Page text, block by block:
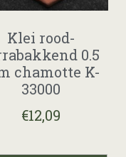
Klei rood-
0.5
chamotte K-
33000
€12,09